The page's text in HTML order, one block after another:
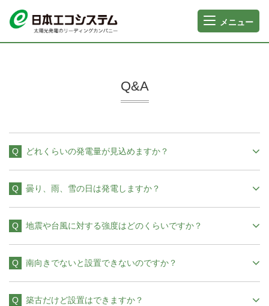
メニュー
Q&A
どれくらいの発電量が見込めますか？
曇り、雨、雪の日は発電しますか？
地震や台風に対する強度はどのくらいですか？
南向きでないと設置できないのですか？
築古だけど設置はできますか？